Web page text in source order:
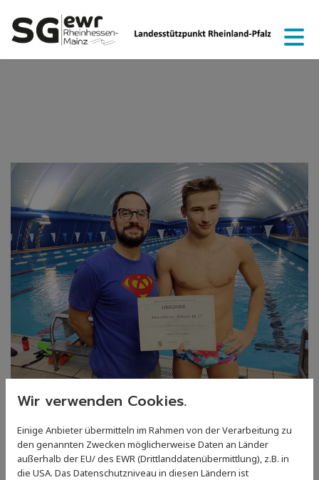
Vadym Klimenko schwimmt neuen
AK 17 Rekord über 50m
Schmetterling
06. Dezember 2023
Wir verwenden Cookies.
Einige Anbieter übermitteln im Rahmen von der Verarbeitung zu
den genannten Zwecken möglicherweise Daten an Länder
außerhalb der EU/ des EWR (Drittlanddatenübermittlung), z.B. in
die USA. Das Datenschutzniveau in diesen Ländern ist